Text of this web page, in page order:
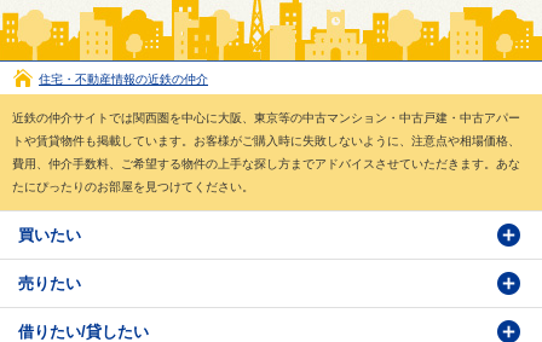
住宅・不動産情報の近鉄の仲介
近鉄の仲介サイトでは関西圏を中心に大阪、東京等の中古マンション・中古戸建・中古アパー
トや賃貸物件も掲載しています。お客様がご購入時に失敗しないように、注意点や相場価格、
費用、仲介手数料、ご希望する物件の上手な探し方までアドバイスさせていただきます。あな
たにぴったりのお部屋を見つけてください。
買いたい
物件検索
物件番号検索
売りたい
価格査定依頼
借りたい/貸したい